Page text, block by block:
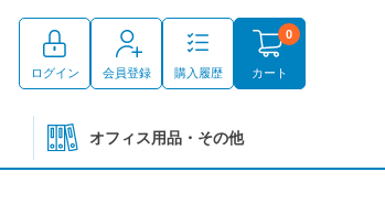
ログイン 会員登録 購入履歴 カート
0
オフィス用品・その他